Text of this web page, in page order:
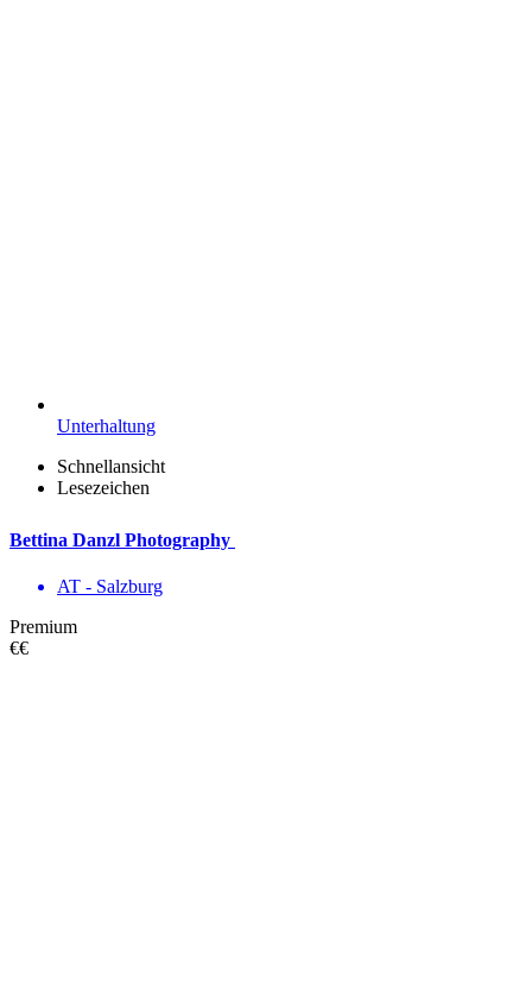
Unterhaltung
Schnellansicht
Lesezeichen
Bettina Danzl Photography
AT - Salzburg
Premium
€€